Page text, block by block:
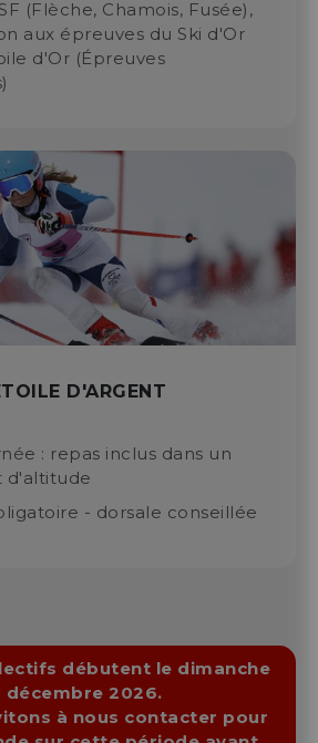
end
Télémark
en luge nocturne
Yooner
(Flèche, Chamois, Fusée),
aux épreuves du Ski d'Or
d'Or (Épreuves
D'ARGENT
: repas inclus dans un
d'altitude
- dorsale conseillée
débutent le dimanche
décembre 2026.
à nous contacter pour